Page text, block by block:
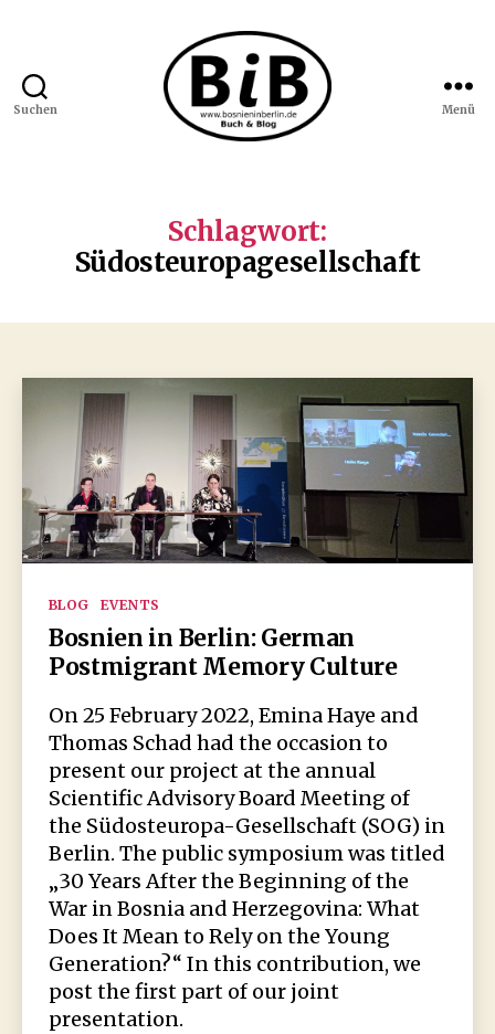
Suchen Menü
Schlagwort:
Südosteuropagesellschaft
Kategorien
BLOG EVENTS
Bosnien in Berlin: German
Postmigrant Memory Culture
On 25 February 2022, Emina Haye and
Thomas Schad had the occasion to
present our project at the annual
Scientific Advisory Board Meeting of
the Südosteuropa-Gesellschaft (SOG) in
Berlin. The public symposium was titled
„30 Years After the Beginning of the
War in Bosnia and Herzegovina: What
Does It Mean to Rely on the Young
Generation?“ In this contribution, we
post the first part of our joint
presentation.